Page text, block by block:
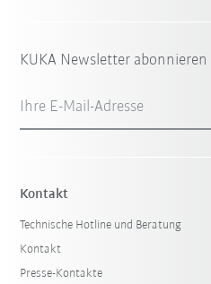
KUKA Newsletter abonnieren
Ihre E-Mail-Adresse
Kontakt
Technische Hotline und Beratung
Kontakt
Presse-Kontakte